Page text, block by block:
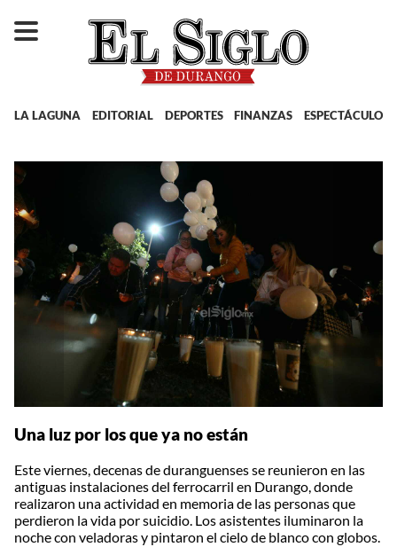
LA LAGUNA EDITORIAL DEPORTES FINANZAS ESPECTÁCULOS
Una luz por los que ya no están
Este viernes, decenas de duranguenses se reunieron en las
antiguas instalaciones del ferrocarril en Durango, donde
realizaron una actividad en memoria de las personas que
perdieron la vida por suicidio. Los asistentes iluminaron la
noche con veladoras y pintaron el cielo de blanco con globos.